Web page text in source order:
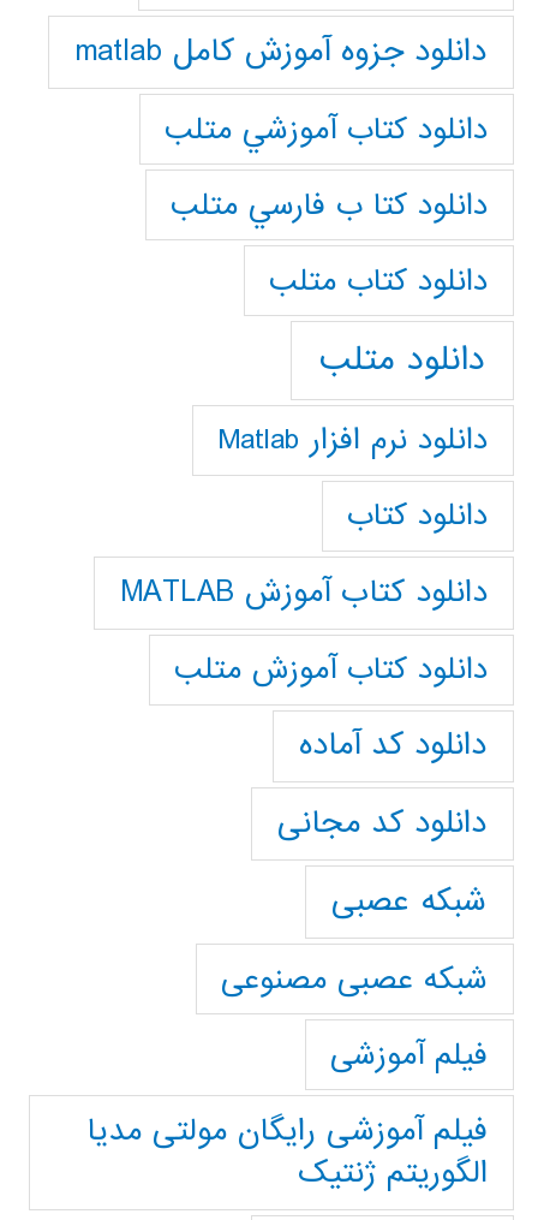
دانلود جزوه آموزش کامل matlab
دانلود كتاب آموزشي متلب
دانلود كتا ب فارسي متلب
دانلود كتاب متلب
دانلود متلب
دانلود نرم افزار Matlab
دانلود کتاب
دانلود کتاب آموزش MATLAB
دانلود کتاب آموزش متلب
دانلود کد آماده
دانلود کد مجانی
شبکه عصبی
شبکه عصبی مصنوعی
فیلم آموزشی
فیلم آموزشی رایگان مولتی مدیا
الگوریتم ژنتیک